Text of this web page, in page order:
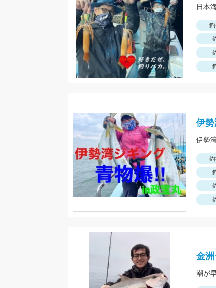
日本
伊
金
潮が